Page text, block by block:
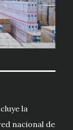
la
nacional de